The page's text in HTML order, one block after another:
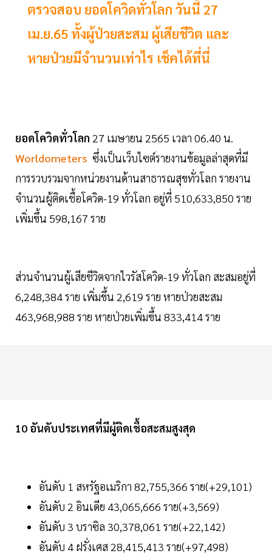
ตรวจสอบ ยอดโควิดทั่วโลก วันนี้ 27
เม.ย.65 ทั้งผู้ป่วยสะสม ผู้เสียชีวิต และ
หายป่วยมีจำนวนเท่าไร เช็คได้ที่นี่
ยอดโควิดทั่วโลก 27 เมษายน 2565 เวลา 06.40 น.
Worldometers ซึ่งเป็นเว็บไซต์รายงานข้อมูลล่าสุดที่มี
การรวบรวมจากหน่วยงานด้านสาธารณสุขทั่วโลก รายงาน
จำนวนผู้ติดเชื้อโควิด-19 ทั่วโลก อยู่ที่ 510,633,850 ราย
เพิ่มขึ้น 598,167 ราย
ส่วนจำนวนผู้เสียชีวิตจากไวรัสโควิด-19 ทั่วโลก สะสมอยู่ที่
6,248,384 ราย เพิ่มขึ้น 2,619 ราย หายป่วยสะสม
463,968,988 ราย หายป่วยเพิ่มขึ้น 833,414 ราย
10 อันดับประเทศที่มีผู้ติดเชื้อสะสมสูงสุด
อันดับ 1 สหรัฐอเมริกา 82,755,366 ราย(+29,101)
อันดับ 2 อินเดีย 43,065,666 ราย(+3,569)
อันดับ 3 บราซิล 30,378,061 ราย(+22,142)
อันดับ 4 ฝรั่งเศส 28,415,413 ราย(+97,498)